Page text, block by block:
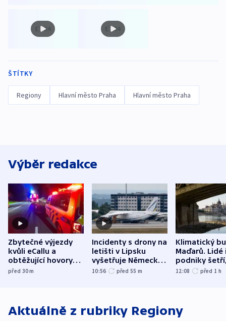
ŠTÍTKY
Regiony Hlavní město Praha Hlavní město Praha
Výběr redakce
Zbytečné výjezdy
kvůli eCallu a
obtěžující hovory
zdržují záchranáře
před 30m
Incidenty s drony na
letišti v Lipsku
vyšetřuje Německo
jako úmyslný pokus
10:56 před 55 m
Klimatický
Maďarů. Lidé
podniky
omezuje se
12:08 před 1 h
Aktuálně z rubriky Regiony